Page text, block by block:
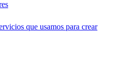
que usamos para crear